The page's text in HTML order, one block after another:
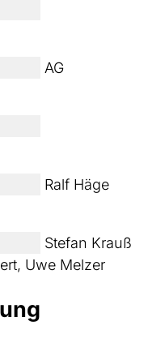
AG
Ralf Häge
Stefan Krauß
Uwe Melzer